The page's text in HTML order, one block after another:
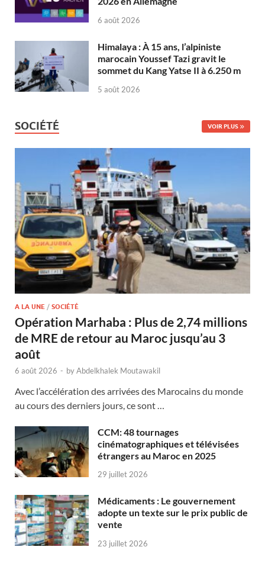
6 août 2026
Himalaya : À 15 ans, l’alpiniste
marocain Youssef Tazi gravit le
sommet du Kang Yatse II à 6.250 m
5 août 2026
SOCIÉTÉ VOIR PLUS
A LA UNE / SOCIÉTÉ
Opération Marhaba : Plus de 2,74 millions
de MRE de retour au Maroc jusqu’au 3
août
6 août 2026 - byAbdelkhalek Moutawakil
Avec l’accélération des arrivées des Marocains du monde
au cours des derniers jours, ce sont …
CCM: 48 tournages
cinématographiques et télévisées
étrangers au Maroc en 2025
29 juillet 2026
Médicaments : Le gouvernement
adopte un texte sur le prix public de
vente
23 juillet 2026